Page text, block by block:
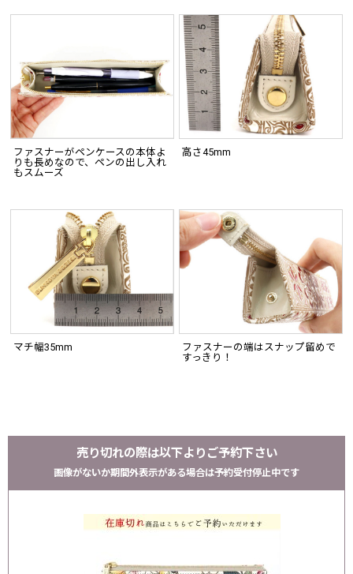
ファスナーがペンケースの本体よ
りも長めなので、ペンの出し入れ
もスムーズ
高さ45mm
マチ幅35mm
ファスナーの端はスナップ留めで
すっきり！
売り切れの際は以下よりご予約下さい
画像がないか期間外表示がある場合は予約受付停止中です